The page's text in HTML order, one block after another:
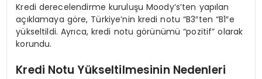
Kredi derecelendirme kuruluşu Moody’s’ten yapılan
açıklamaya göre, Türkiye’nin kredi notu “B3″ten “B1″e
yükseltildi. Ayrıca, kredi notu görünümü “pozitif” olarak
korundu.
Kredi Notu Yükseltilmesinin Nedenleri